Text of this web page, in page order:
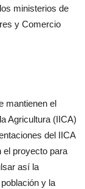
ministerios de
y Comercio
mantienen el
Agricultura (IICA)
del IICA
el proyecto para
así la
y la